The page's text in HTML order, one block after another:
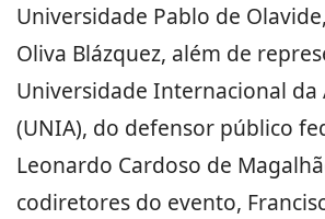
Universidade Pablo de
Oliva Blázquez, além de
Universidade Internacional da
(UNIA), do defensor público
Leonardo Cardoso de
codiretores do evento,